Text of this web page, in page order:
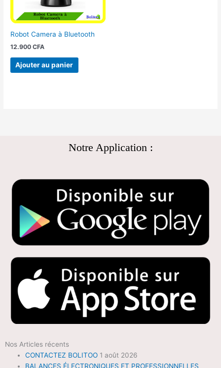
Robot Camera à Bluetooth
12.900CFA
Ajouter au panier
Notre Application :
Nos Articles récents
CONTACTEZ BOLITOO 1 août 2026
BALANCES ÉLECTRONIQUES ET PROFESSIONNELLES